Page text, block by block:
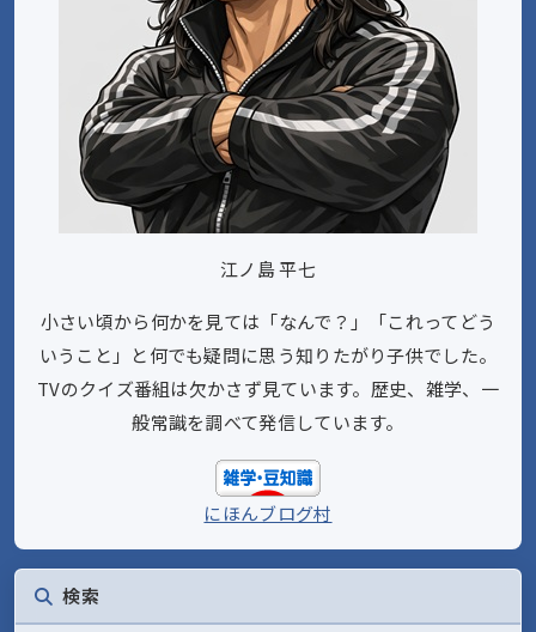
江ノ島 平七
小さい頃から何かを見ては「なんで？」「これってどう
いうこと」と何でも疑問に思う知りたがり子供でした。
TVのクイズ番組は欠かさず見ています。歴史、雑学、一
般常識を調べて発信しています。
にほんブログ村
検索